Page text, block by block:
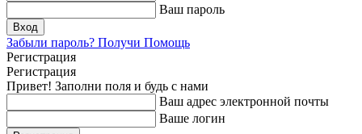
Ваш пароль
Забыли пароль? Получи Помощь
Регистрация
Регистрация
Привет! Заполни поля и будь с нами
Ваш адрес электронной почты
Ваше логин